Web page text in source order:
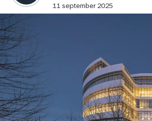
11 september 2025